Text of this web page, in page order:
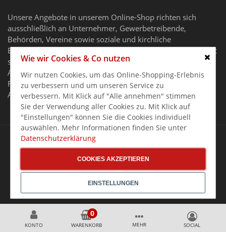
KONTO WARENKORB MEHR
Unsere Angebote in unserem Online-Shop richten sich
ausschließlich an Unternehmer, Gewerbetreibende,
Behörden, Vereine sowie soziale und kirchliche
Einrichtungen im Sinne des § 14 BGB. Unser Angebot richtet
sich nicht an Verbraucher.
Alle Preise gelten zzgl. MwSt. und zzgl. Versandkosten. Alle
Rechte, Irrtümer und Preisänderungen vorbehalten. Alle
Angebote nur solange der Vorrat reicht.
Copyright 2026 Gastro Germany GASTRO-ONLINESHOP
Wie wir Cookies & Co nutzen
Wir nutzen Cookies, um das Online-Shopping-Erlebnis
zu verbessern und um unseren Service zu
verbessern. Mit Klick auf "Alle annehmen" stimmen
Sie der Verwendung aller Cookies zu. Mit Klick auf
"Einstellungen" können Sie die Cookies individuell
auswählen. Mehr Informationen finden Sie unter
Datenschutzerklärung
COOKIES AKZEPTIEREN
EINSTELLUNGEN